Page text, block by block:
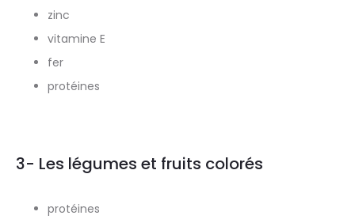
zinc
vitamine E
fer
protéines
3- Les légumes et fruits colorés
protéines